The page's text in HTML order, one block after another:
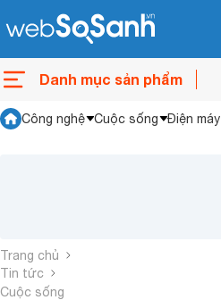
Danh mục sản phẩm
Công nghệ Cuộc sống Điện máy
Trang chủ
Tin tức
Cuộc sống